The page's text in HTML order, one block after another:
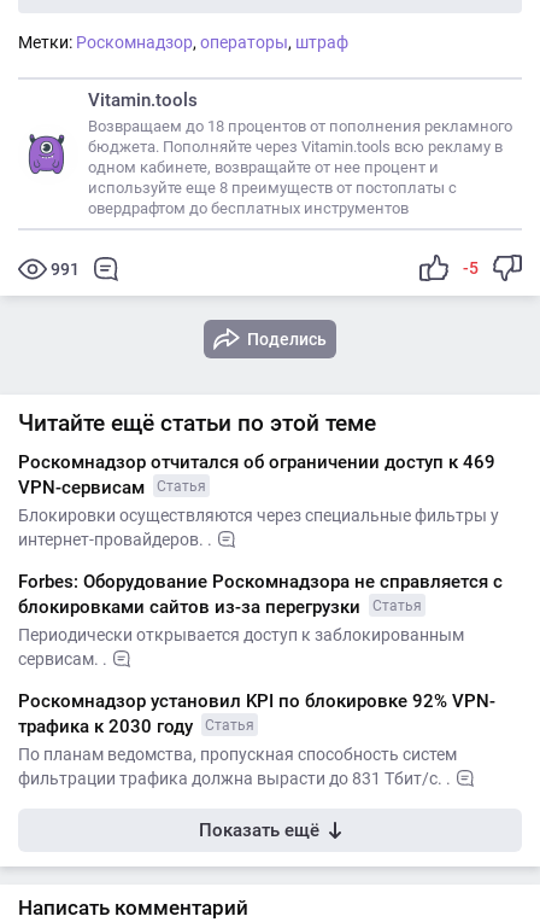
Метки: Роскомнадзор, операторы, штраф
Vitamin.tools
Возвращаем до 18 процентов от пополнения рекламного
бюджета. Пополняйте через Vitamin.tools всю рекламу в
одном кабинете, возвращайте от нее процент и
используйте еще 8 преимуществ от постоплаты с
овердрафтом до бесплатных инструментов
991 -5
Поделись
Читайте ещё статьи по этой теме
Роскомнадзор отчитался об ограничении доступ к 469
VPN-сервисам
Статья
Блокировки осуществляются через специальные фильтры у
интернет-провайдеров. .
Forbes: Оборудование Роскомнадзора не справляется с
блокировками сайтов из-за перегрузки
Статья
Периодически открывается доступ к заблокированным
сервисам. .
Роскомнадзор установил KPI по блокировке 92% VPN-
трафика к 2030 году
Статья
По планам ведомства, пропускная способность систем
фильтрации трафика должна вырасти до 831 Тбит/с. .
Показать ещё
Написать комментарий